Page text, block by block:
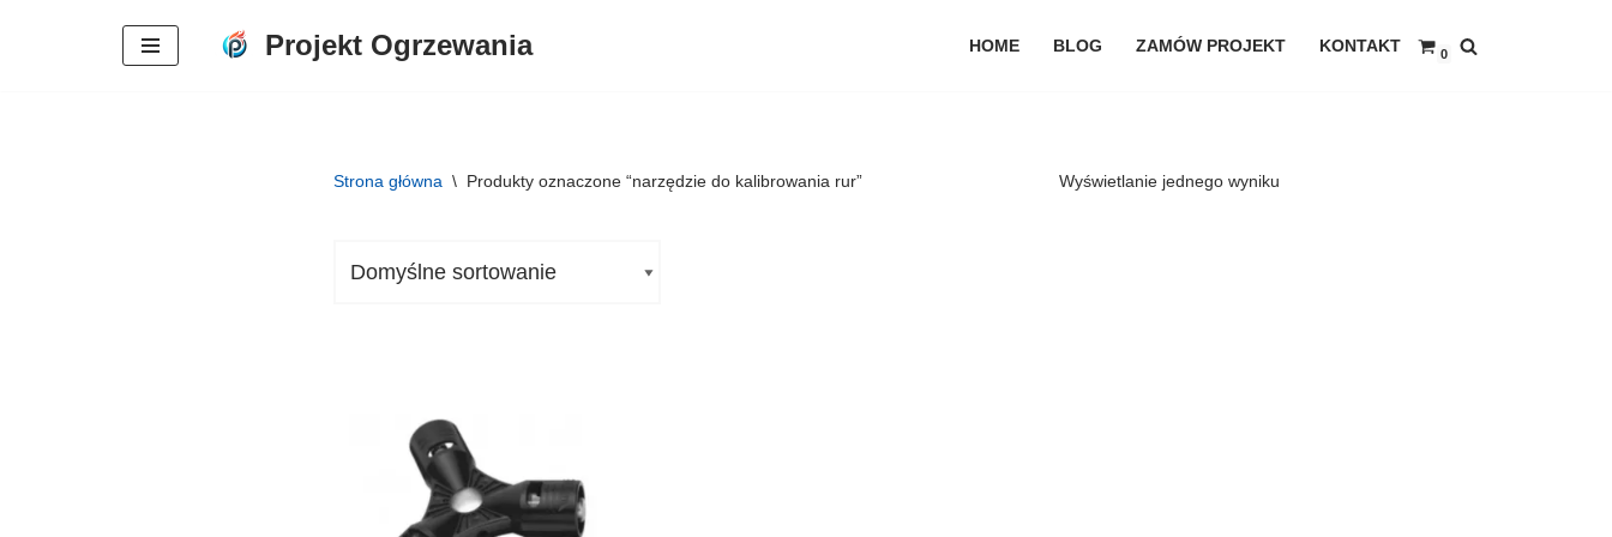
Projekt Ogrzewania HOME BLOG ZAMÓW PROJEKT KONTAKT 0
Strona główna \ Produkty oznaczone “narzędzie do kalibrowania rur” Wyświetlanie jednego wyniku